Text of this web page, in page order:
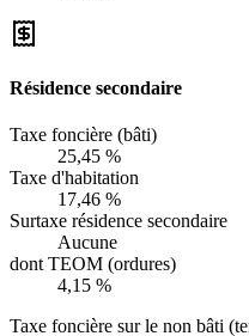
Résidence secondaire
Taxe foncière (bâti)
25,45 %
Taxe d'habitation
17,46 %
Surtaxe résidence secondaire
Aucune
dont TEOM (ordures)
4,15 %
Taxe foncière sur le non bâti